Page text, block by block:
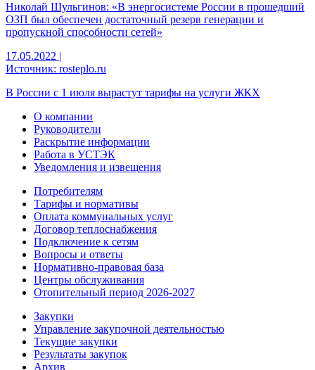
Николай Шульгинов: «В энергосистеме России в прошедший
ОЗП был обеспечен достаточный резерв генерации и
пропускной способности сетей»
17.05.2022 |
Источник: rosteplo.ru
В России с 1 июля вырастут тарифы на услуги ЖКХ
О компании
Руководители
Раскрытие информации
Работа в УСТЭК
Уведомления и извещения
Потребителям
Тарифы и нормативы
Оплата коммунальных услуг
Договор теплоснабжения
Подключение к сетям
Вопросы и ответы
Нормативно-правовая база
Центры обслуживания
Отопительный период 2026-2027
Закупки
Управление закупочной деятельностью
Текущие закупки
Результаты закупок
Архив